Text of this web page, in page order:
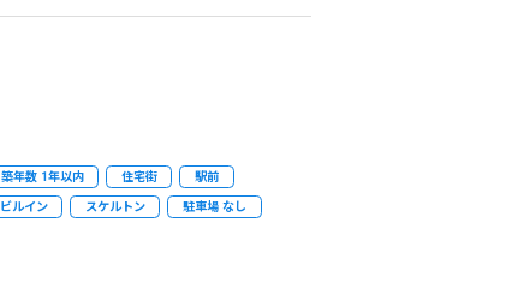
築年数 1年以内 住宅街 駅前
ビルイン スケルトン 駐車場 なし